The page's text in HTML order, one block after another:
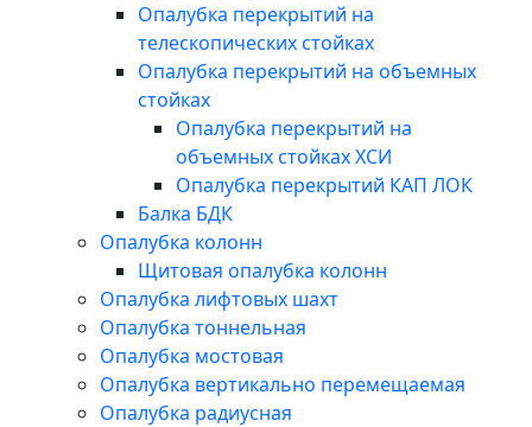
Опалубка перекрытий на
телескопических стойках
Опалубка перекрытий на объемных
стойках
Опалубка перекрытий на
объемных стойках ХСИ
Опалубка перекрытий КАП ЛОК
Балка БДК
Опалубка колонн
Щитовая опалубка колонн
Опалубка лифтовых шахт
Опалубка тоннельная
Опалубка мостовая
Опалубка вертикально перемещаемая
Опалубка радиусная